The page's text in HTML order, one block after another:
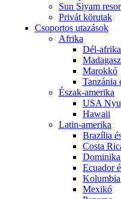
Sun Siyam
Privát körutak
Csoportos utazások
Afrika
Dél-afrika
Marokkó
Tanzánia
Észak-amerika
USA
Hawaii
Latin-amerika
Brazília
Costa
Ecuador
Kolumbia
Mexikó